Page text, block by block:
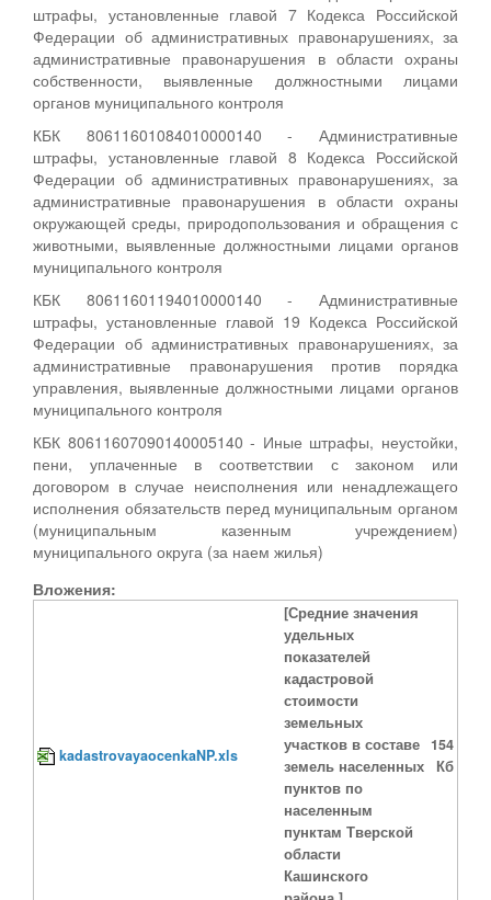
штрафы, установленные главой 7 Кодекса Российской
Федерации об административных правонарушениях, за
административные правонарушения в области охраны
собственности, выявленные должностными лицами
органов муниципального контроля
КБК 80611601084010000140 - Административные
штрафы, установленные главой 8 Кодекса Российской
Федерации об административных правонарушениях, за
административные правонарушения в области охраны
окружающей среды, природопользования и обращения с
животными, выявленные должностными лицами органов
муниципального контроля
КБК 80611601194010000140 - Административные
штрафы, установленные главой 19 Кодекса Российской
Федерации об административных правонарушениях, за
административные правонарушения против порядка
управления, выявленные должностными лицами органов
муниципального контроля
КБК 80611607090140005140 - Иные штрафы, неустойки,
пени, уплаченные в соответствии с законом или
договором в случае неисполнения или ненадлежащего
исполнения обязательств перед муниципальным органом
(муниципальным казенным учреждением)
муниципального округа (за наем жилья)
Вложения:
kadastrovayaocenkaNP.xls
[Средние значения
удельных
показателей
кадастровой
стоимости
земельных
участков в составе
земель населенных
пунктов по
населенным
пунктам Тверской
области
Кашинского
154
Кб